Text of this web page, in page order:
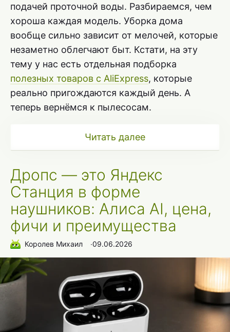
подачей проточной воды. Разбираемся, чем
хороша каждая модель. Уборка дома
вообще сильно зависит от мелочей, которые
незаметно облегчают быт. Кстати, на эту
тему у нас есть отдельная подборка
полезных товаров с AliExpress, которые
реально пригождаются каждый день. А
теперь вернёмся к пылесосам.
Читать далее
Дропс — это Яндекс
Станция в форме
наушников: Алиса AI, цена,
фичи и преимущества
Королев Михаил ∙09.06.2026